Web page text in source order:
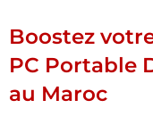
Boostez
PC Portable
au Maroc